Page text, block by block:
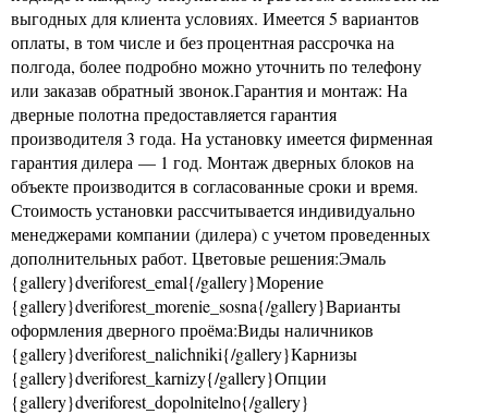
выгодных для клиента условиях. Имеется 5 вариантов
оплаты, в том числе и без процентная рассрочка на
полгода, более подробно можно уточнить по телефону
или заказав обратный звонок.Гарантия и монтаж: На
дверные полотна предоставляется гарантия
производителя 3 года. На установку имеется фирменная
гарантия дилера — 1 год. Монтаж дверных блоков на
объекте производится в согласованные сроки и время.
Стоимость установки рассчитывается индивидуально
менеджерами компании (дилера) с учетом проведенных
дополнительных работ. Цветовые решения:Эмаль
{gallery}dveriforest_emal{/gallery}Морение
{gallery}dveriforest_morenie_sosna{/gallery}Варианты
оформления дверного проёма:Виды наличников
{gallery}dveriforest_nalichniki{/gallery}Карнизы
{gallery}dveriforest_karnizy{/gallery}Опции
{gallery}dveriforest_dopolnitelno{/gallery}